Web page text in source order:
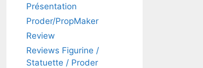
Présentation
Proder/PropMaker
Review
Reviews Figurine /
Statuette / Proder